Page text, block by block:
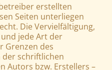
erstellten
Seiten unterliegen
Die Vervielfältigung,
jede Art der
Grenzen des
schriftlichen
Autors bzw. Erstellers –